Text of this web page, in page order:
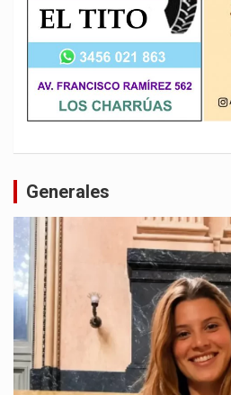
Generales